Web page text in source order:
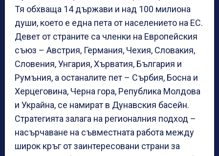
Тя обхваща 14 държави и над 100 милиона
души, което е една пета от населението на ЕС.
Девет от страните са членки на Европейския
съюз – Австрия, Германия, Чехия, Словакия,
Словения, Унгария, Хърватия, България и
Румъния, а останалите пет – Сърбия, Босна и
Херцеговина, Черна гора, Република Молдова
и Украйна, се намират в Дунавския басейн.
Стратегията залага на регионалния подход –
насърчаване на съвместната работа между
широк кръг от заинтересовани страни за